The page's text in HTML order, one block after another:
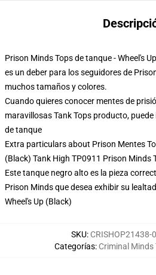
Prison Minds Tops de tanque - Wheel's
es un deber para los seguidores de
muchos tamaños y colores.
Cuando quieres conocer mentes de
maravillosas Tank Tops producto,
de tanque
Extra particulars about Prison Mentes
(Black) Tank High TP0911 Prison Minds
Este tanque negro alto es la pieza
Prison Minds que desea exhibir su
Wheel's Up (Black)
SKU: CRISHOP21438-
Categorías: Criminal Minds